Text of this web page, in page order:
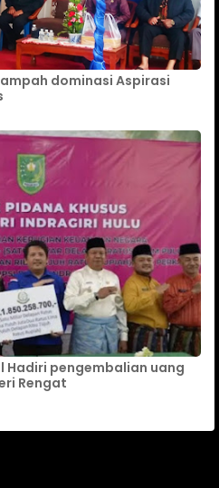
dominasi Aspirasi
Hadiri pengembalian uang
Rengat